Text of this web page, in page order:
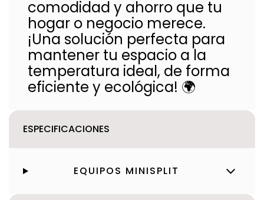
comodidad y ahorro que tu
hogar o negocio merece.
¡Una solución perfecta para
mantener tu espacio a la
temperatura ideal, de forma
eficiente y ecológica! 🌍
ESPECIFICACIONES
EQUIPOS MINISPLIT